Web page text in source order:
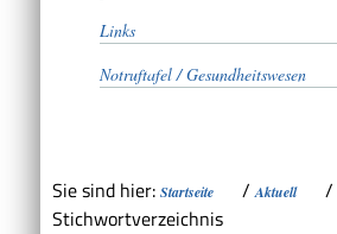
Links
Notruftafel / Gesundheitswesen
Sie sind hier: Startseite /Aktuell /
Stichwortverzeichnis